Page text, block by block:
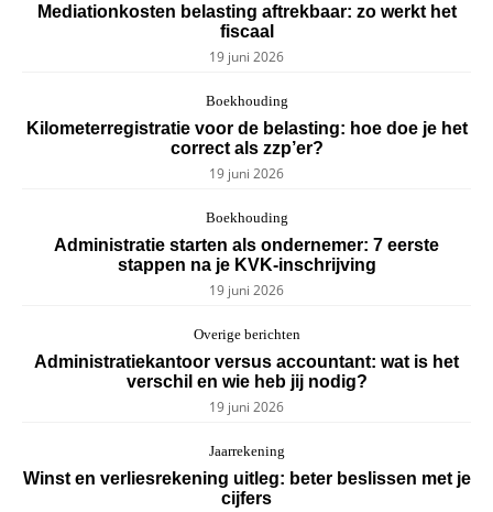
Mediationkosten belasting aftrekbaar: zo werkt het
fiscaal
19 juni 2026
Boekhouding
Kilometerregistratie voor de belasting: hoe doe je het
correct als zzp’er?
19 juni 2026
Boekhouding
Administratie starten als ondernemer: 7 eerste
stappen na je KVK-inschrijving
19 juni 2026
Overige berichten
Administratiekantoor versus accountant: wat is het
verschil en wie heb jij nodig?
19 juni 2026
Jaarrekening
Winst en verliesrekening uitleg: beter beslissen met je
cijfers